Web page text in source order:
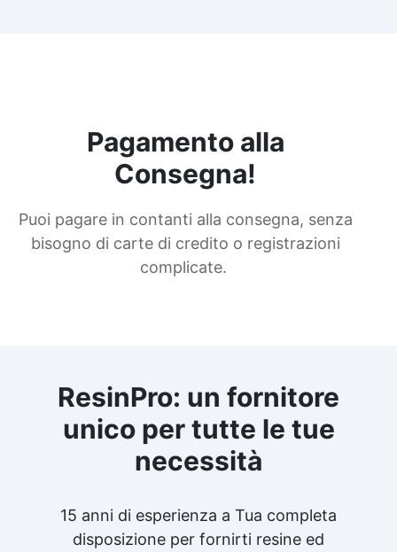
Pagamento alla
Consegna!
Puoi pagare in contanti alla consegna, senza
bisogno di carte di credito o registrazioni
complicate.
ResinPro: un fornitore
unico per tutte le tue
necessità
15 anni di esperienza a Tua completa
disposizione per fornirti resine ed